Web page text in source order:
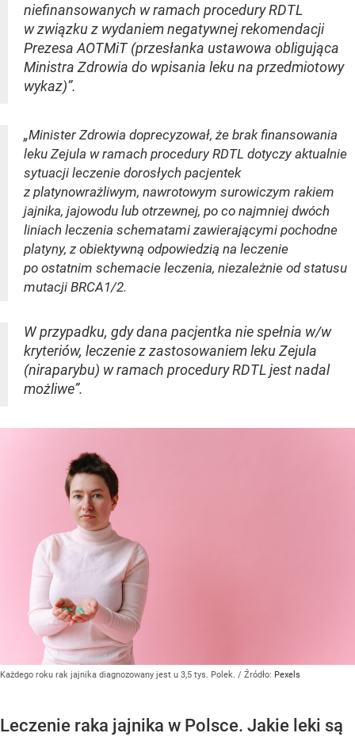
niefinansowanych w ramach procedury RDTL
w związku z wydaniem negatywnej rekomendacji
Prezesa AOTMiT (przesłanka ustawowa obligująca
Ministra Zdrowia do wpisania leku na przedmiotowy
wykaz)”.
„Minister Zdrowia doprecyzował, że brak finansowania
leku Zejula w ramach procedury RDTL dotyczy aktualnie
sytuacji leczenie dorosłych pacjentek
z platynowrażliwym, nawrotowym surowiczym rakiem
jajnika, jajowodu lub otrzewnej, po co najmniej dwóch
liniach leczenia schematami zawierającymi pochodne
platyny, z obiektywną odpowiedzią na leczenie
po ostatnim schemacie leczenia, niezależnie od statusu
mutacji BRCA1/2.
W przypadku, gdy dana pacjentka nie spełnia w/w
kryteriów, leczenie z zastosowaniem leku Zejula
(niraparybu) w ramach procedury RDTL jest nadal
możliwe”.
Każdego roku rak jajnika diagnozowany jest u 3,5 tys. Polek. / Źródło: Pexels
Leczenie raka jajnika w Polsce. Jakie leki są